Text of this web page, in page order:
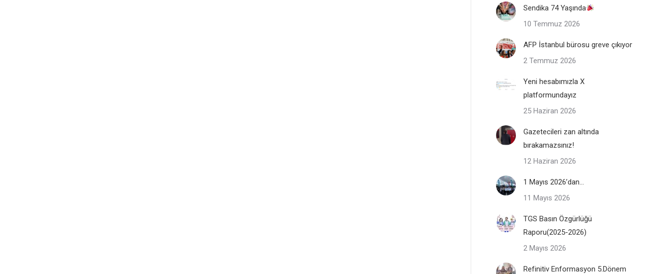
Sendika 74 Yaşında
10 Temmuz 2026
AFP İstanbul bürosu greve çıkıyor
2 Temmuz 2026
Yeni hesabımızla X
platformundayız
25 Haziran 2026
Gazetecileri zan altında
bırakamazsınız!
12 Haziran 2026
1 Mayıs 2026’dan…
11 Mayıs 2026
TGS Basın Özgürlüğü
Raporu(2025-2026)
2 Mayıs 2026
Refinitiv Enformasyon 5.Dönem